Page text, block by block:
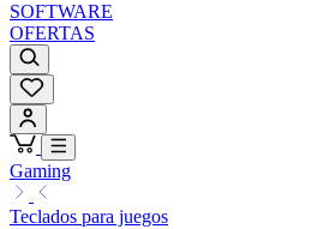
SOFTWARE
OFERTAS
Gaming
Teclados para juegos